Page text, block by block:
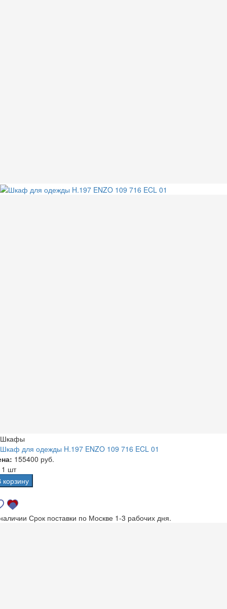
Шкафы
Шкаф для одежды H.197 ENZO 109 716 ECL 01
155400 руб.
1 шт
корзину
Срок поставки по Москве 1-3 рабочих дня.